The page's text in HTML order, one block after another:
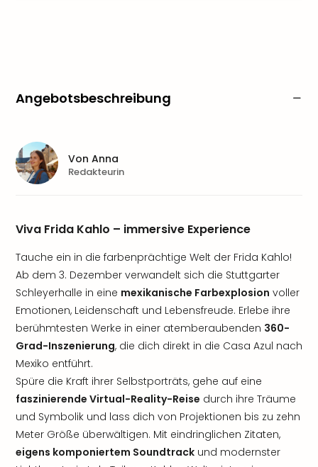
Angebotsbeschreibung
Viva Frida Kahlo – immersive Experience
Tauche ein in die farbenprächtige Welt der Frida Kahlo!
Ab dem 3. Dezember verwandelt sich die Stuttgarter
Schleyerhalle in eine mexikanische Farbexplosion voller
Emotionen, Leidenschaft und Lebensfreude. Erlebe ihre
berühmtesten Werke in einer atemberaubenden 360-
Grad-Inszenierung, die dich direkt in die Casa Azul nach
Mexiko entführt.
Spüre die Kraft ihrer Selbstporträts, gehe auf eine
faszinierende Virtual-Reality-Reise durch ihre Träume
und Symbolik und lass dich von Projektionen bis zu zehn
Meter Größe überwältigen. Mit eindringlichen Zitaten,
eigens komponiertem Soundtrack und modernster
Von Anna
Redakteurin